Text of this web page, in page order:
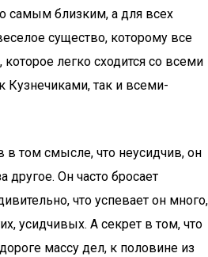
самым близким, а для всех
существо, которому все
которое легко сходится со всеми
Кузнечиками, так и всеми-
в том смысле, что неусидчив, он
другое. Он часто бросает
что успевает он много,
усидчивых. А секрет в том, что
массу дел, к половине из